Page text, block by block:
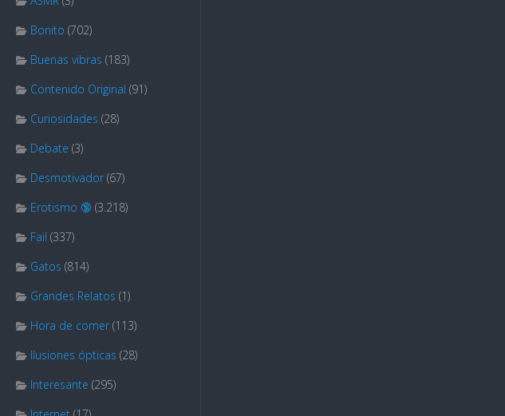
Bonito (702)
Buenas vibras (183)
Contenido Original (91)
Curiosidades (28)
Debate (3)
Desmotivador (67)
Erotismo 🔞 (3.218)
Fail (337)
Gatos (814)
Grandes Relatos (1)
Hora de comer (113)
Ilusiones ópticas (28)
Interesante (295)